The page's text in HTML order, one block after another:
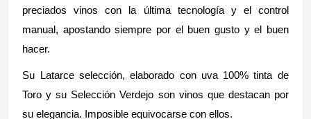
preciados vinos con la última tecnología y el control
manual, apostando siempre por el buen gusto y el buen
hacer.
Su Latarce selección, elaborado con uva 100% tinta de
Toro y su Selección Verdejo son vinos que destacan por
su elegancia. Imposible equivocarse con ellos.